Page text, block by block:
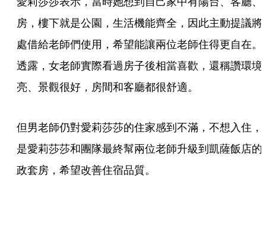
房，樓下就是公園，生活機能齊全，因此主動提議將
處借給老師們使用，希望能讓兩位老師住得更自在。
透露，女老師實際看過房子後相當喜歡，還稱讚環境
亮、景觀很好，房間和客廳都很舒適。
但男老師仍對愛莉莎莎的住家感到不滿，不想入住，
是愛莉莎莎和團隊最終幫兩位老師升級到凱薩飯店的
政套房，希望改善住宿品質。